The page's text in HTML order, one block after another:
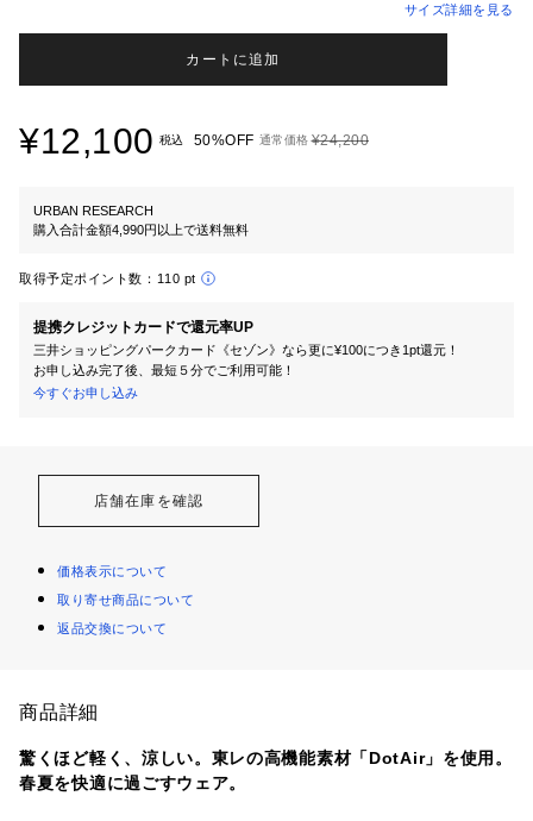
サイズ詳細を見る
カートに追加
¥12,100 税込 50%OFF 通常価格 ¥24,200
URBAN RESEARCH
購入合計金額4,990円以上で送料無料
取得予定ポイント数： 110 pt
提携クレジットカードで還元率UP
三井ショッピングパークカード《セゾン》なら更に¥100につき1pt還元！
お申し込み完了後、最短５分でご利用可能！
今すぐお申し込み
店舗在庫を確認
価格表示について
取り寄せ商品について
返品交換について
商品詳細
驚くほど軽く、涼しい。東レの高機能素材「DotAir」を使用。
春夏を快適に過ごすウェア。